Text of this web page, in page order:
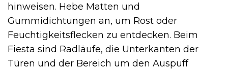
hinweisen. Hebe Matten und
Gummidichtungen an, um Rost oder
Feuchtigkeitsflecken zu entdecken. Beim
Fiesta sind Radläufe, die Unterkanten der
Türen und der Bereich um den Auspuff